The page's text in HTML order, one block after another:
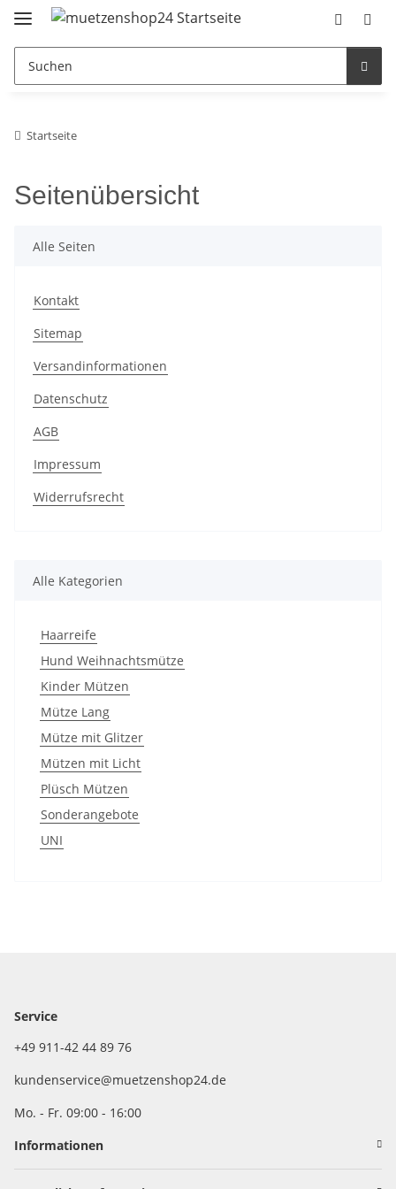
Startseite
Seitenübersicht
Alle Seiten
Kontakt
Sitemap
Versandinformationen
Datenschutz
AGB
Impressum
Widerrufsrecht
Alle Kategorien
Haarreife
Hund Weihnachtsmütze
Kinder Mützen
Mütze Lang
Mütze mit Glitzer
Mützen mit Licht
Plüsch Mützen
Sonderangebote
UNI
Service
+49 911-42 44 89 76
kundenservice@muetzenshop24.de
Mo. - Fr. 09:00 - 16:00
Informationen